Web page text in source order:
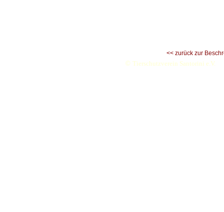
<< zurück zur
© Tierschutzverein Santorini e.V.